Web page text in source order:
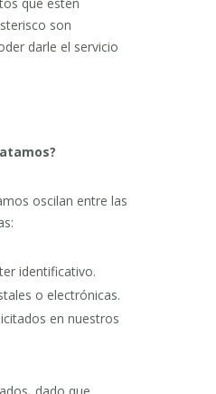
son
darle el servicio
oscilan entre las
identificativo.
o electrónicas.
en nuestros